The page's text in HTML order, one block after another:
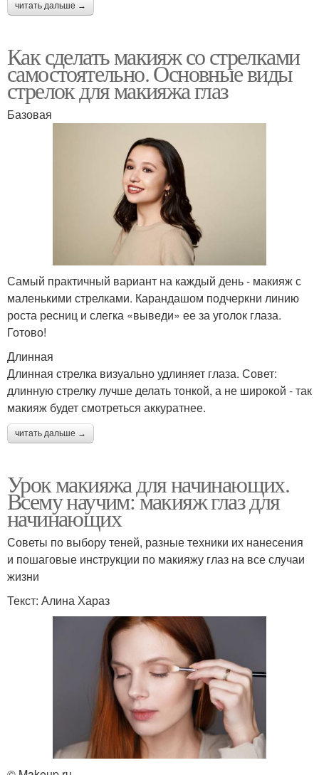
читать дальше →
Как сделать макияж со стрелками
самостоятельно. Основные виды
стрелок для макияжа глаз
Базовая
Самый практичный вариант на каждый день - макияж с
маленькими стрелками. Карандашом подчеркни линию
роста ресниц и слегка «выведи» ее за уголок глаза.
Готово!
Длинная
Длинная стрелка визуально удлиняет глаза. Совет:
длинную стрелку лучше делать тонкой, а не широкой - так
макияж будет смотреться аккуратнее.
читать дальше →
Урок макияжа для начинающих.
Всему научим: макияж глаз для
начинающих
Советы по выбору теней, разные техники их нанесения
и пошаговые инструкции по макияжу глаз на все случаи
жизни
Текст: Алина Хараз